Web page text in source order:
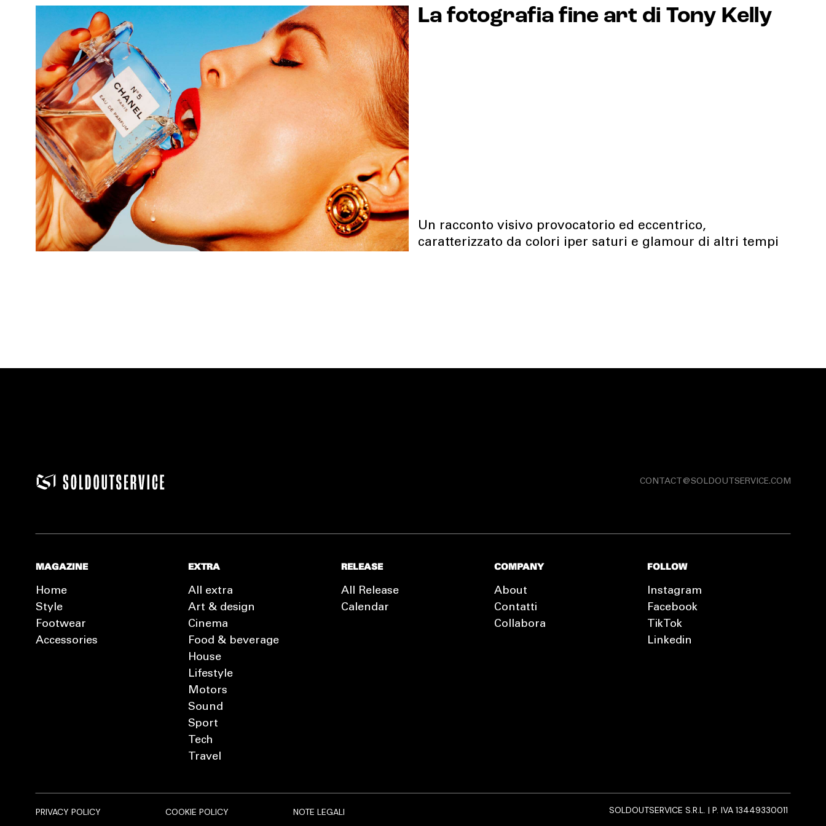
La fotografia fine art di Tony Kelly
Un racconto visivo provocatorio ed eccentrico,
caratterizzato da colori iper saturi e glamour di altri tempi
CONTACT@SOLDOUTSERVICE.COM
MAGAZINE
Home
Style
Footwear
Accessories
EXTRA
All extra
Art & design
Cinema
Food & beverage
House
Lifestyle
Motors
Sound
Sport
Tech
Travel
RELEASE
All Release
Calendar
COMPANY
About
Contatti
Collabora
FOLLOW
Instagram
Facebook
TikTok
Linkedin
PRIVACY POLICY COOKIE POLICY NOTE LEGALI SOLDOUTSERVICE S.R.L. | P. IVA 13449330011